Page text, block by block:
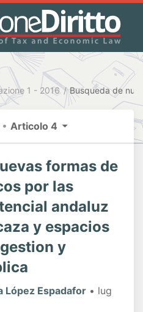
1 - 2016
• Articolo 4
formas de
por las
andaluz
y espacios
y
López Espadafor • lug